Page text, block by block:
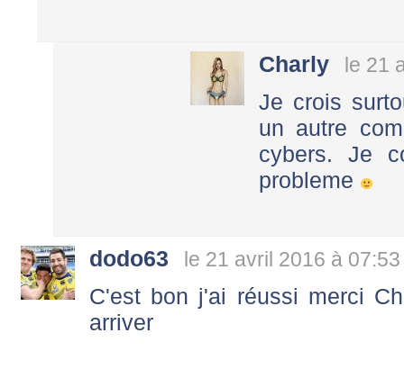
Charly le 21
Je crois
un autre
cybers. Je
probleme
dodo63 le 21 avril 2016 à 07:53
C'est bon j'ai réussi merci
arriver